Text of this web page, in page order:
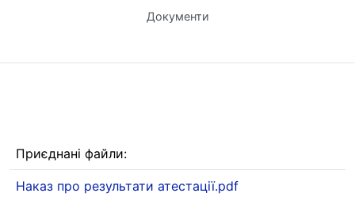
Документи
Приєднані файли:
Наказ про результати атестації.pdf